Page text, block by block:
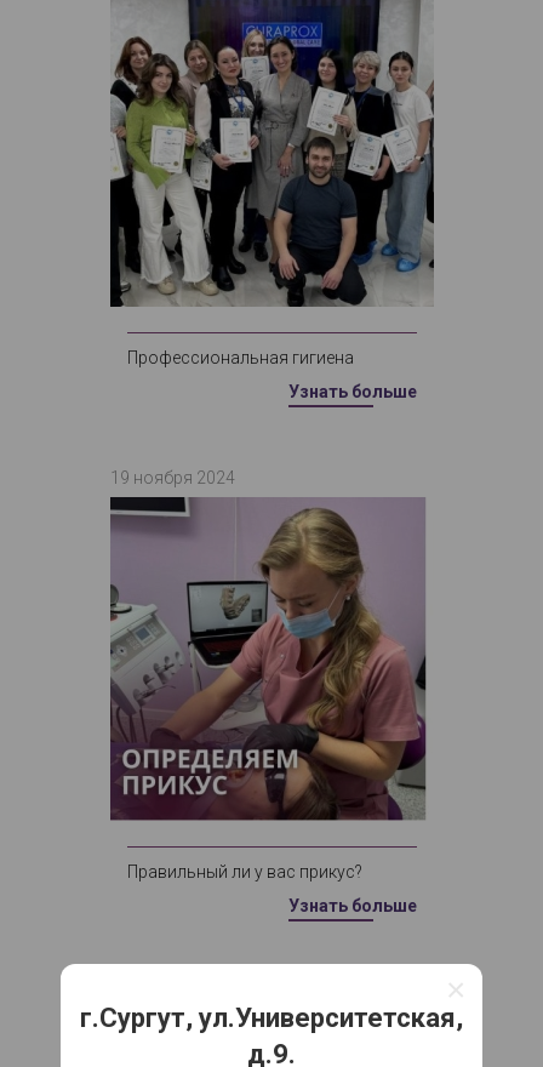
г.Сургут, ул.Университетская,
д.9.
×
Профессиональная гигиена
Узнать больше
19 ноября 2024
Правильный ли у вас прикус?
Узнать больше